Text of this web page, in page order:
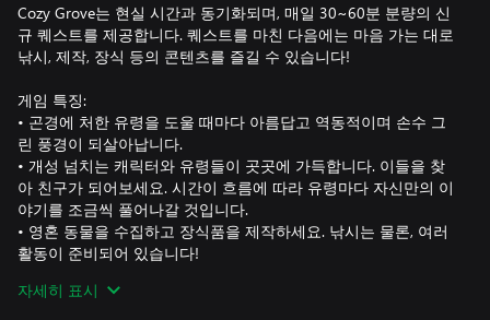
Cozy Grove는 현실 시간과 동기화되며, 매일 30~60분 분량의 신
규 퀘스트를 제공합니다. 퀘스트를 마친 다음에는 마음 가는 대로
낚시, 제작, 장식 등의 콘텐츠를 즐길 수 있습니다!
게임 특징:
• 곤경에 처한 유령을 도울 때마다 아름답고 역동적이며 손수 그
린 풍경이 되살아납니다.
• 개성 넘치는 캐릭터와 유령들이 곳곳에 가득합니다. 이들을 찾
아 친구가 되어보세요. 시간이 흐름에 따라 유령마다 자신만의 이
야기를 조금씩 풀어나갈 것입니다.
• 영혼 동물을 수집하고 장식품을 제작하세요. 낚시는 물론, 여러
활동이 준비되어 있습니다!
름답게 꾸며 보시기 바랍니다.
자세히 표시